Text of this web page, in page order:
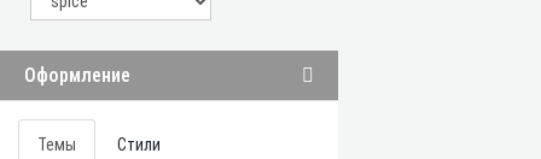
Оформление
Темы Стили
Оператор online